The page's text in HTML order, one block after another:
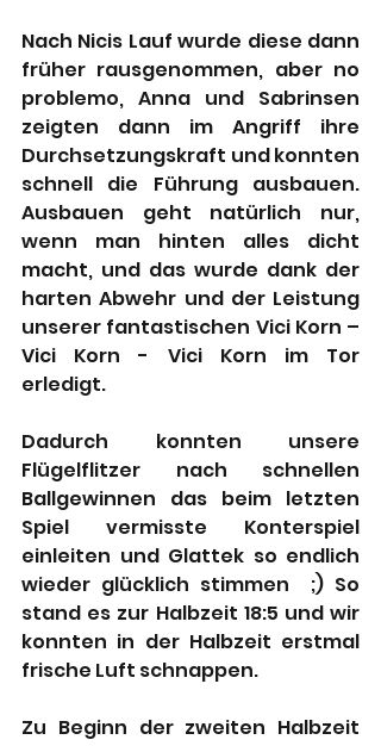
Nach Nicis Lauf wurde diese dann
früher rausgenommen, aber no
problemo, Anna und Sabrinsen
zeigten dann im Angriff ihre
Durchsetzungskraft und konnten
schnell die Führung ausbauen.
Ausbauen geht natürlich nur,
wenn man hinten alles dicht
macht, und das wurde dank der
harten Abwehr und der Leistung
unserer fantastischen Vici Korn –
Vici Korn - Vici Korn im Tor
erledigt.
Dadurch konnten unsere
Flügelflitzer nach schnellen
Ballgewinnen das beim letzten
Spiel vermisste Konterspiel
einleiten und Glattek so endlich
wieder glücklich stimmen  ;) So
stand es zur Halbzeit 18:5 und wir
konnten in der Halbzeit erstmal
frische Luft schnappen.
Zu Beginn der zweiten Halbzeit